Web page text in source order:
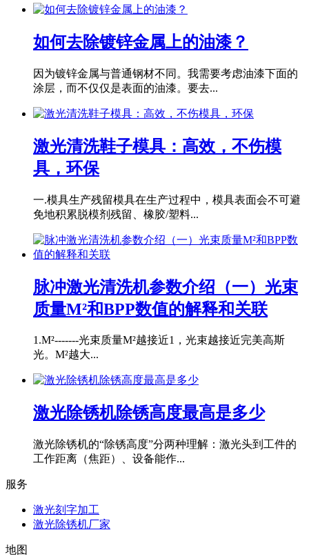
如何去除镀锌金属上的油漆？
因为镀锌金属与普通钢材不同。我需要考虑油漆下面的
涂层，而不仅仅是表面的油漆。要去...
激光清洗鞋子模具：高效，不伤模
具，环保
一.模具生产残留模具在生产过程中，模具表面会不可避
免地积累脱模剂残留、橡胶/塑料...
脉冲激光清洗机参数介绍（一）光束
质量M²和BPP数值的解释和关联
1.M²-------光束质量M²越接近1，光束越接近完美高斯
光。M²越大...
激光除锈机除锈高度最高是多少
激光除锈机的“除锈高度”分两种理解：激光头到工件的
工作距离（焦距）、设备能作...
服务
激光刻字加工
激光除锈机厂家
地图